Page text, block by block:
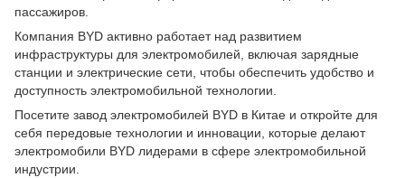
пассажиров.
Компания BYD активно работает над развитием
инфраструктуры для электромобилей, включая зарядные
станции и электрические сети, чтобы обеспечить удобство и
доступность электромобильной технологии.
Посетите завод электромобилей BYD в Китае и откройте для
себя передовые технологии и инновации, которые делают
электромобили BYD лидерами в сфере электромобильной
индустрии.